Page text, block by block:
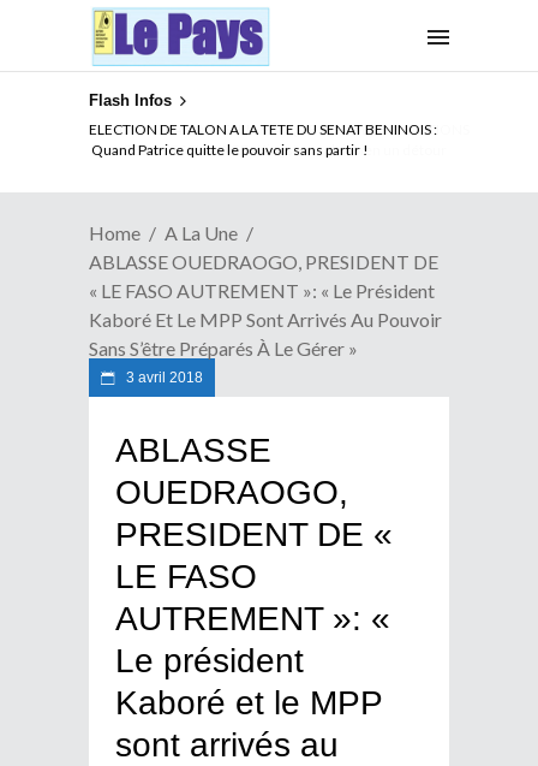
Flash Infos
ELECTION DE TALON A LA TETE DU SENAT BENINOIS :
Quand Patrice quitte le pouvoir sans partir !
Home
A La Une
ABLASSE OUEDRAOGO, PRESIDENT DE
« LE FASO AUTREMENT »: « Le Président
Kaboré Et Le MPP Sont Arrivés Au Pouvoir
Sans S’être Préparés À Le Gérer »
3 avril 2018
ABLASSE
OUEDRAOGO,
PRESIDENT DE «
LE FASO
AUTREMENT »: «
Le président
Kaboré et le MPP
sont arrivés au